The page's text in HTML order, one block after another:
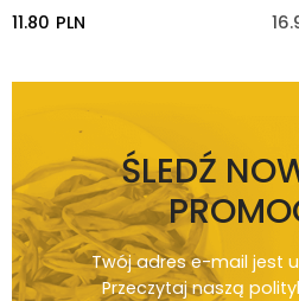
11.80 PLN
ŚLEDŹ
Twój adres e-mail jest
Przeczytaj naszą